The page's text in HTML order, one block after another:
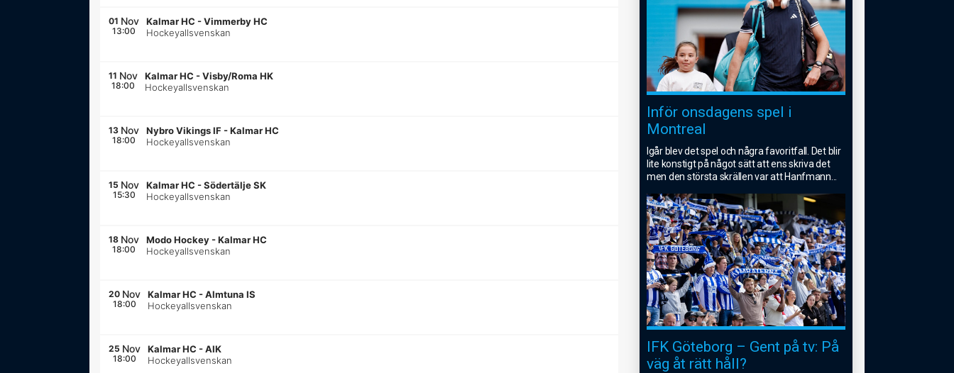
01 Nov
13:00
Kalmar HC -Vimmerby HC
Hockeyallsvenskan
11 Nov
18:00
Kalmar HC -Visby/Roma HK
Hockeyallsvenskan
13 Nov
18:00
Nybro Vikings IF -Kalmar HC
Hockeyallsvenskan
15 Nov
15:30
Kalmar HC -Södertälje SK
Hockeyallsvenskan
18 Nov
18:00
Modo Hockey -Kalmar HC
Hockeyallsvenskan
20 Nov
18:00
Kalmar HC -Almtuna IS
Hockeyallsvenskan
25 Nov
18:00
Kalmar HC -AIK
Hockeyallsvenskan
Inför onsdagens spel i
Montreal
Igår blev det spel och några favoritfall. Det blir
lite konstigt på något sätt att ens skriva det
men den största skrällen var att Hanfmann...
IFK Göteborg – Gent på tv: På
väg åt rätt håll?